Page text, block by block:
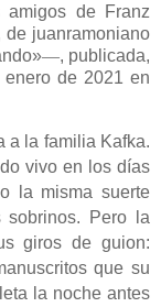
de Franz
de juanramoniano
—, publicada,
de 2021 en
a la familia Kafka.
vivo en los días
la misma suerte
sobrinos.
Pero la
giros de guion:
que su
la noche antes